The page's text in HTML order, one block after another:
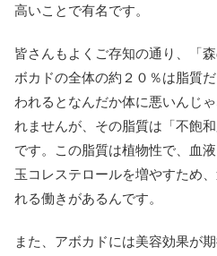
高いことで有名です。
皆さんもよくご存知の通り、「
ボカドの全体の約２０％は脂質
われるとなんだか体に悪いんじ
れませんが、その脂質は「不飽
です。この脂質は植物性で、血
玉コレステロールを増やすため
れる働きがあるんです。
また、アボカドには美容効果が